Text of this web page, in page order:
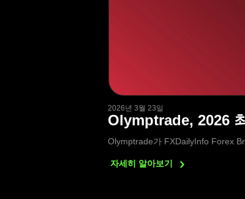
2026년 3월 23일
Olymptrade, 2026
Olymptrade가 FXDailyInfo Forex
자세히 알아보기